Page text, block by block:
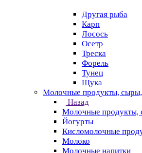
Другая рыба
Карп
Лосось
Осетр
Треска
Форель
Тунец
Щука
Молочные продукты,
Назад
Молочные продукты,
Йогурты
Кисломолочные
Молоко
Молочные напитки